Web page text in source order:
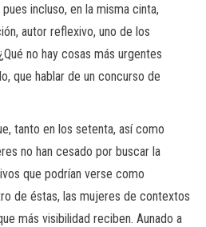
incluso, en la misma cinta,
autor reflexivo, uno de los
no hay cosas más urgentes
que hablar de un concurso de
tanto en los setenta, así como
no han cesado por buscar la
que podrían verse como
de éstas, las mujeres de contextos
más visibilidad reciben. Aunado a